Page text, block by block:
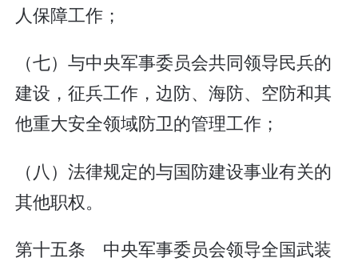
人保障工作；
（七）与中央军事委员会共同领导民兵的
建设，征兵工作，边防、海防、空防和其
他重大安全领域防卫的管理工作；
（八）法律规定的与国防建设事业有关的
其他职权。
第十五条 中央军事委员会领导全国武装